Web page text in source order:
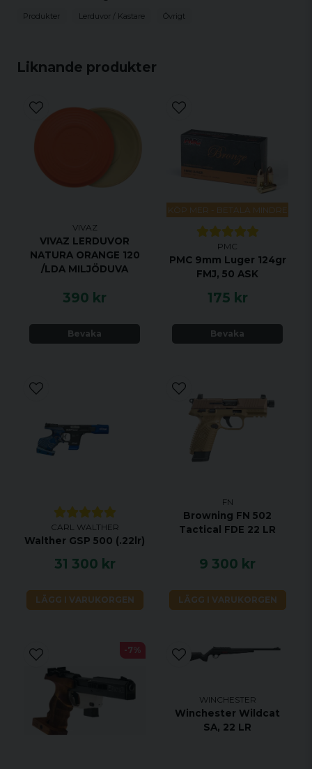
Liknande produkter
VIVAZ
VIVAZ LERDUVOR
NATURA ORANGE 120
/LDA MILJÖDUVA
390 kr
Bevaka
KÖP MER - BETALA MINDRE
PMC
PMC 9mm Luger 124gr
FMJ, 50 ASK
175 kr
Bevaka
CARL WALTHER
Walther GSP 500 (.22lr)
31 300 kr
LÄGG I VARUKORGEN
FN
Browning FN 502
Tactical FDE 22 LR
9 300 kr
LÄGG I VARUKORGEN
-7%
WINCHESTER
Winchester Wildcat
SA, 22 LR
Produkter Lerduvor / Kastare Övrigt